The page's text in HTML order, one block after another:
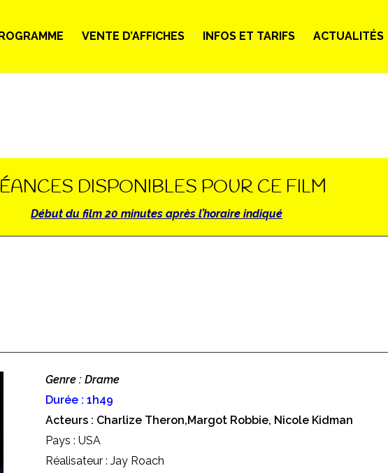
VENTE D’AFFICHES INFOS ET TARIFS ACTUALITÉS
DISPONIBLES POUR CE FILM
Début du film 20 minutes après l’horaire indiqué
Genre : Drame
Durée : 1h49
Acteurs : Charlize Theron,Margot Robbie, Nicole Kidman
Pays : USA
Réalisateur : Jay Roach